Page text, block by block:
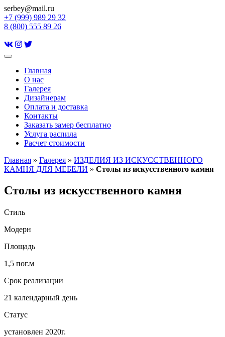
serbey@mail.ru
+7 (999) 989 29 32
8 (800) 555 89 26
Toggle
navigationГлавная
О нас
Галерея
Дизайнерам
Оплата и доставка
Контакты
Заказать замер бесплатно
Услуга распила
Расчет стоимости
Главная » Галерея » ИЗДЕЛИЯ ИЗ ИСКУССТВЕННОГО
КАМНЯ ДЛЯ МЕБЕЛИ » Столы из искусственного камня
Столы из искусственного камня
Стиль
Модерн
Площадь
1,5 пог.м
Срок реализации
21 календарный день
Статус
установлен 2020г.